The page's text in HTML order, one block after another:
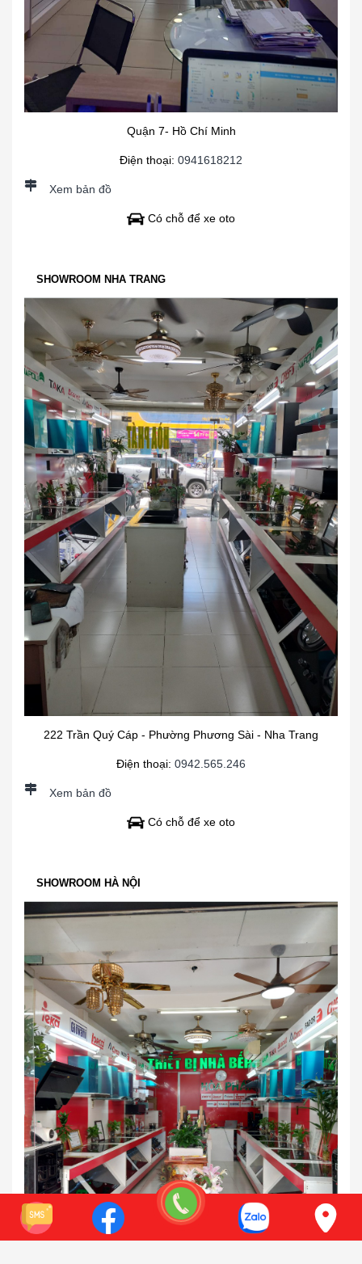
Quận 7- Hồ Chí Minh
Điện thoại: 0941618212
Xem bản đồ
Có chỗ để xe oto
SHOWROOM NHA TRANG
222 Trần Quý Cáp - Phường Phương Sài - Nha Trang
Điện thoại: 0942.565.246
Xem bản đồ
Có chỗ để xe oto
SHOWROOM HÀ NỘI